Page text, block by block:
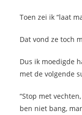
Toen zei ik “laat
Dat vond ze toch
Dus ik moedigde
met de volgende
“Stop met
ben niet bang,